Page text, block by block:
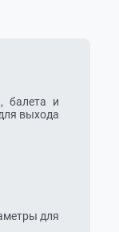
балета и
выхода
для